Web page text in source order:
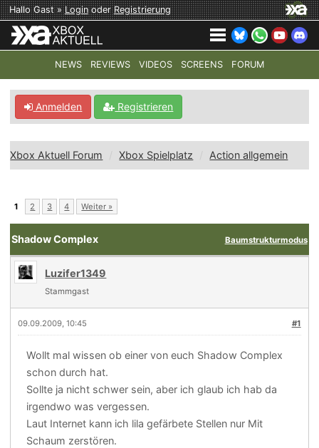
Hallo Gast »LoginoderRegistrierung
NEWS REVIEWS VIDEOS SCREENS FORUM
TOP-THEMEN: COD: MODERN WARFARE 4 HALO:
Anmelden Registrieren
Xbox Aktuell Forum Xbox Spielplatz Action allgemein
1 2 3 4 Weiter »
Baumstrukturmodus
Shadow Complex
Luzifer1349
Stammgast
#1
09.09.2009, 10:45
Wollt mal wissen ob einer von euch Shadow Complex
schon durch hat.
Sollte ja nicht schwer sein, aber ich glaub ich hab da
irgendwo was vergessen.
Laut Internet kann ich lila gefärbete Stellen nur Mit
Schaum zerstören.